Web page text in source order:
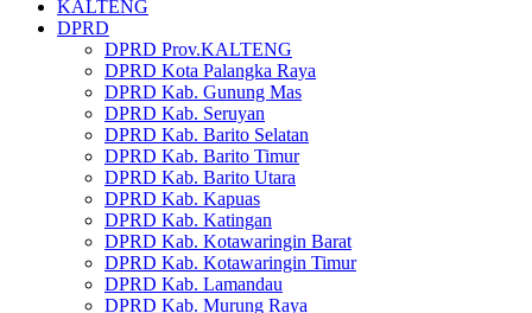
KALTENG
DPRD
DPRD Prov.KALTENG
DPRD Kota Palangka Raya
DPRD Kab. Gunung Mas
DPRD Kab. Seruyan
DPRD Kab. Barito Selatan
DPRD Kab. Barito Timur
DPRD Kab. Barito Utara
DPRD Kab. Kapuas
DPRD Kab. Katingan
DPRD Kab. Kotawaringin Barat
DPRD Kab. Kotawaringin Timur
DPRD Kab. Lamandau
DPRD Kab. Murung Raya